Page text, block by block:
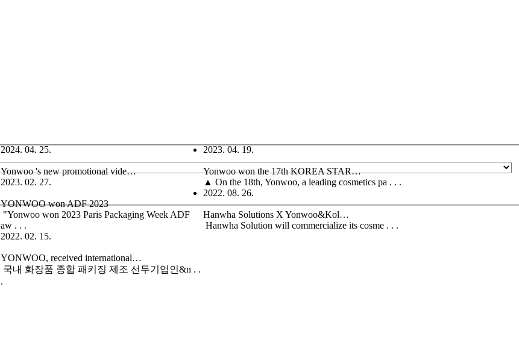
2024. 04. 25.
Yonwoo 's new promotional vide…
2023. 04. 19.
Yonwoo won the 17th KOREA STAR…
▲ On the 18th, Yonwoo, a leading cosmetics pa . . .
2023. 02. 27.
YONWOO won ADF 2023
"Yonwoo won 2023 Paris Packaging Week ADF
aw . . .
2022. 08. 26.
Hanwha Solutions X Yonwoo&Kol…
Hanwha Solution will commercialize its cosme . . .
2022. 02. 15.
YONWOO, received international…
국내 화장품 종합 패키징 제조 선두기업인&n . .
.